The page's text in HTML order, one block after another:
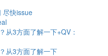
尽快issue
从3方面了解一下+QV：
从3方面了解一下